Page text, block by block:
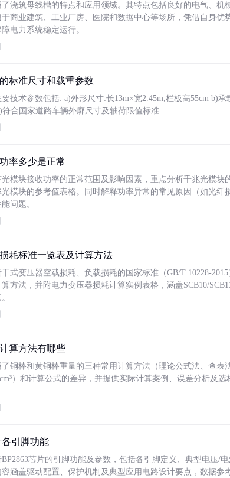
浇筑母线槽的特点和应用领域。其特点包括良好的电气、机
商业建筑、工业厂房、医院和数据中心等场所，凭借自身优
电力系统稳定运行。
标准尺寸和载重参数
技术参数包括: a)外形尺寸:长13m×宽2.45m,栏板高55cm b)
符合国家道路车辆外廓尺寸及轴荷限值标准
率多少是正常
模块接收功率的正常范围及影响因素，重点分析千兆光模块
模块的参考值表格。同时解释功率异常的常见原因（如光纤
问题。
耗标准一览表及计算方法
式变压器空载损耗、负载损耗的国家标准（GB/T 10228-
方法，并附电力变压器损耗计算实例表格，涵盖SCB10/
算方法有哪些
铜棒和黄铜棒重量的三种常用计算方法（理论公式法、查表
）和计算公式的差异，并提供实际计算案例、误差分析及
各引脚功能
芯片的引脚功能及参数，包括各引脚定义、典型电压/
涵盖驱动配置、保护机制及典型应用电路设计要点，数据参